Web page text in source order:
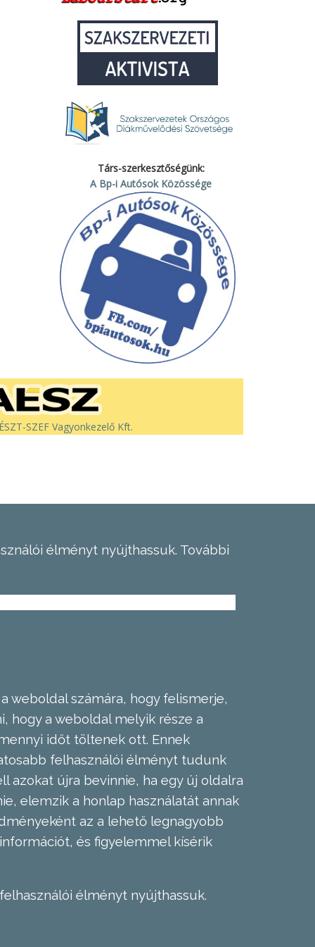
Társ-szerkesztőségünk:
A Bp-i Autósok Közössége
SZEF Vagyonkezelő Kft.
élményt nyújthassuk. További
weboldal számára, hogy felismerje,
hogy a weboldal melyik része a
időt töltenek ott. Ennek
felhasználói élményt tudunk
azokat újra bevinnie, ha egy új oldalra
elemzik a honlap használatát annak
az a lehető legnagyobb
és figyelemmel kísérik
élményt nyújthassuk.